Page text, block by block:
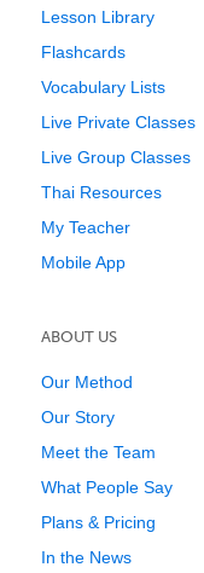
Lesson Library
Flashcards
Vocabulary Lists
Live Private Classes
Live Group Classes
Thai Resources
My Teacher
Mobile App
ABOUT US
Our Method
Our Story
Meet the Team
What People Say
Plans & Pricing
In the News